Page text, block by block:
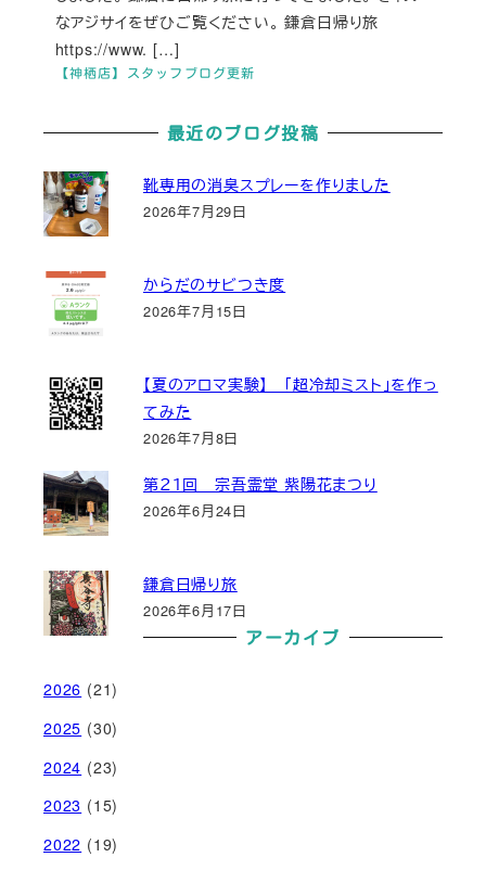
【神栖店】スタッフブログ更新
なアジサイをぜひご覧ください。 鎌倉日帰り旅
https://www. […]
最近のブログ投稿
靴専用の消臭スプレーを作りました
2026年7月29日
からだのサビつき度
2026年7月15日
【夏のアロマ実験】 「超冷却ミスト」を作っ
てみた
2026年7月8日
第２１回 宗吾霊堂 紫陽花まつり
2026年6月24日
鎌倉日帰り旅
2026年6月17日
アーカイブ
2026 (21)
2025 (30)
2024 (23)
2023 (15)
2022 (19)